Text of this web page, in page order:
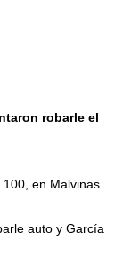
robarle el
en Malvinas
auto y García